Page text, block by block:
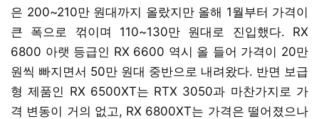
은 200~210만 원대까지 올랐지만 올해 1월부터 가격이
큰 폭으로 꺾이며 110~130만 원대로 진입했다. RX
6800 아랫 등급인 RX 6600 역시 올 들어 가격이 20만
원씩 빠지면서 50만 원대 중반으로 내려왔다. 반면 보급
형 제품인 RX 6500XT는 RTX 3050과 마찬가지로 가
격 변동이 거의 없고, RX 6800XT는 가격은 떨어졌으나